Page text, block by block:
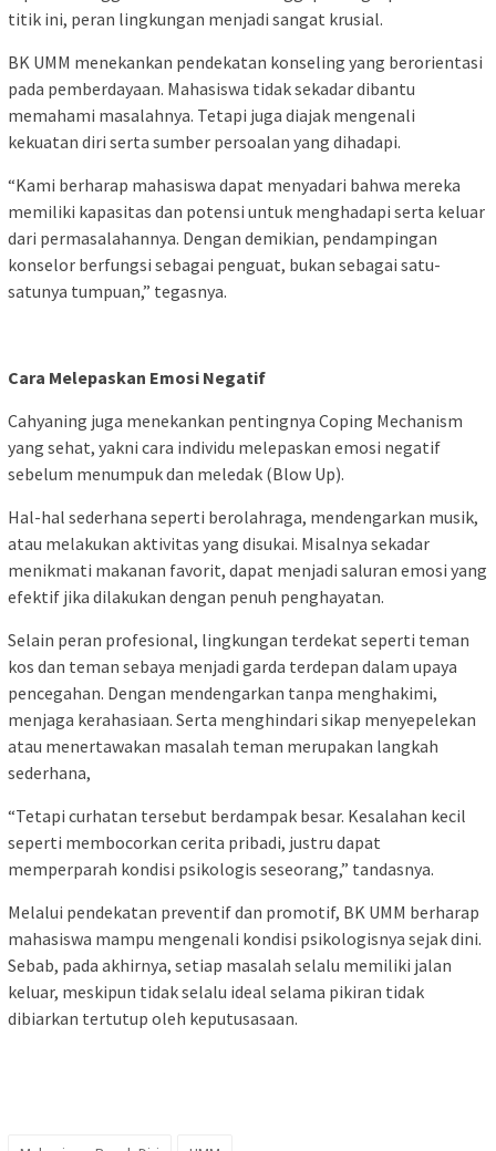
titik ini, peran lingkungan menjadi sangat krusial.
BK UMM menekankan pendekatan konseling yang berorientasi
pada pemberdayaan. Mahasiswa tidak sekadar dibantu
memahami masalahnya. Tetapi juga diajak mengenali
kekuatan diri serta sumber persoalan yang dihadapi.
“Kami berharap mahasiswa dapat menyadari bahwa mereka
memiliki kapasitas dan potensi untuk menghadapi serta keluar
dari permasalahannya. Dengan demikian, pendampingan
konselor berfungsi sebagai penguat, bukan sebagai satu-
satunya tumpuan,” tegasnya.
Cara Melepaskan Emosi Negatif
Cahyaning juga menekankan pentingnya Coping Mechanism
yang sehat, yakni cara individu melepaskan emosi negatif
sebelum menumpuk dan meledak (Blow Up).
Hal-hal sederhana seperti berolahraga, mendengarkan musik,
atau melakukan aktivitas yang disukai. Misalnya sekadar
menikmati makanan favorit, dapat menjadi saluran emosi yang
efektif jika dilakukan dengan penuh penghayatan.
Selain peran profesional, lingkungan terdekat seperti teman
kos dan teman sebaya menjadi garda terdepan dalam upaya
pencegahan. Dengan mendengarkan tanpa menghakimi,
menjaga kerahasiaan. Serta menghindari sikap menyepelekan
atau menertawakan masalah teman merupakan langkah
sederhana,
“Tetapi curhatan tersebut berdampak besar. Kesalahan kecil
seperti membocorkan cerita pribadi, justru dapat
memperparah kondisi psikologis seseorang,” tandasnya.
Melalui pendekatan preventif dan promotif, BK UMM berharap
mahasiswa mampu mengenali kondisi psikologisnya sejak dini.
Sebab, pada akhirnya, setiap masalah selalu memiliki jalan
keluar, meskipun tidak selalu ideal selama pikiran tidak
dibiarkan tertutup oleh keputusasaan.